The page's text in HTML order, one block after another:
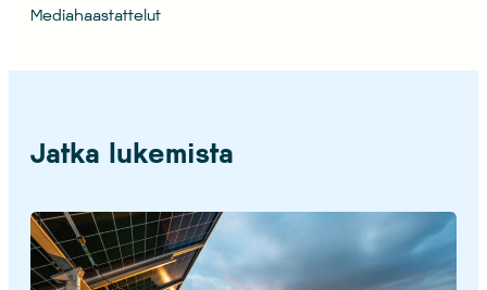
Mediahaastattelut
Jatka lukemista